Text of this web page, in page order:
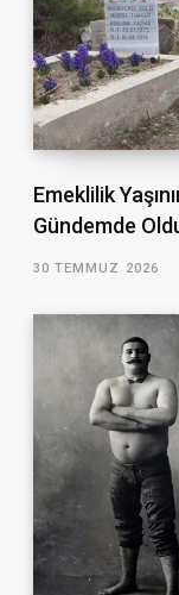
Emeklilik
Gündemde
30 TEMMUZ 2026